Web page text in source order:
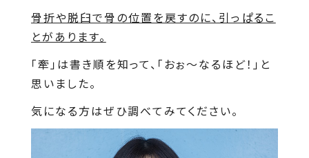
骨折や脱臼で骨の位置を戻すのに、引っぱるこ
とがあります。
「牽」は書き順を知って、「おぉ～なるほど！」と
思いました。
気になる方はぜひ調べてみてください。